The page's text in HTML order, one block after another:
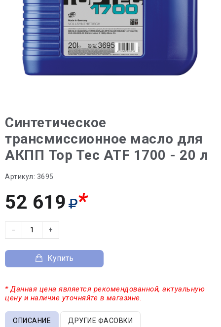
Синтетическое
трансмиссионное масло для
АКПП Top Tec ATF 1700 - 20 л
Артикул: 3695
52 619 *
− +
Купить
* Данная цена является рекомендованной, актуальную
цену и наличие уточняйте в магазине.
ОПИСАНИЕ ДРУГИЕ ФАСОВКИ